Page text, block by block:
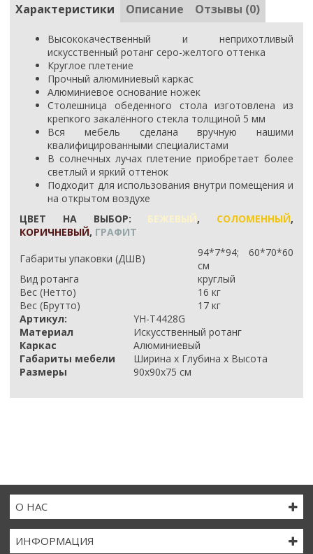
Характеристики Описание Отзывы (0)
Высококачественный и неприхотливый
искусственный ротанг серо-желтого оттенка
Круглое плетение
Прочный алюминиевый каркас
Алюминиевое основание ножек
Столешница обеденного стола изготовлена из
крепкого закалённого стекла толщиной 5 мм
Вся мебель сделана вручную нашими
квалифицированными специалистами
В солнечных лучах плетение приобретает более
светлый и яркий оттенок
Подходит для использования внутри помещения и
на открытом воздухе
ЦВЕТ НА ВЫБОР: БЕЖЕВЫЙ, СОЛОМЕННЫЙ,
КОРИЧНЕВЫЙ, ГРАФИТ
Габариты упаковки (ДШВ)
94*7*94; 60*70*60
см
Вид ротанга
круглый
Вес (Нетто)
16 кг
Вес (Брутто)
17 кг
Артикул:
YH-T4428G
Материал
Искусственный ротанг
Каркас
Алюминиевый
Габариты мебели
Ширина х Глубина х Высота
Размеры
90х90х75 см
О НАС
ИНФОРМАЦИЯ